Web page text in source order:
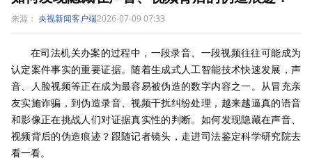
来源： 央视新闻客户端2026-07-09 07:33
在司法机关办案的过程中，一段录音、一段视频往往可能成为
认定案件事实的重要证据。随着生成式人工智能技术快速发展，声
音、人脸视频等正在成为最容易被伪造的数字内容之一。从冒充亲
友实施诈骗，到伪造录音、视频干扰纠纷处理，越来越逼真的语音
和影像正在挑战人们对证据真实性的判断。如何发现隐藏在声音、
视频背后的伪造痕迹？跟随记者镜头，走进司法鉴定科学研究院去
看一看。